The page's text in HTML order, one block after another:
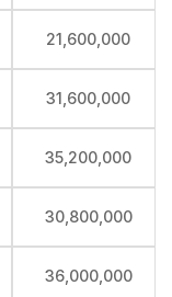
21,600,000
31,600,000
35,200,000
30,800,000
36,000,000